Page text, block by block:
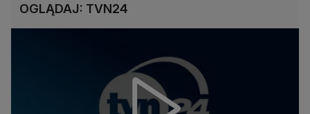
OGLĄDAJ: TVN24